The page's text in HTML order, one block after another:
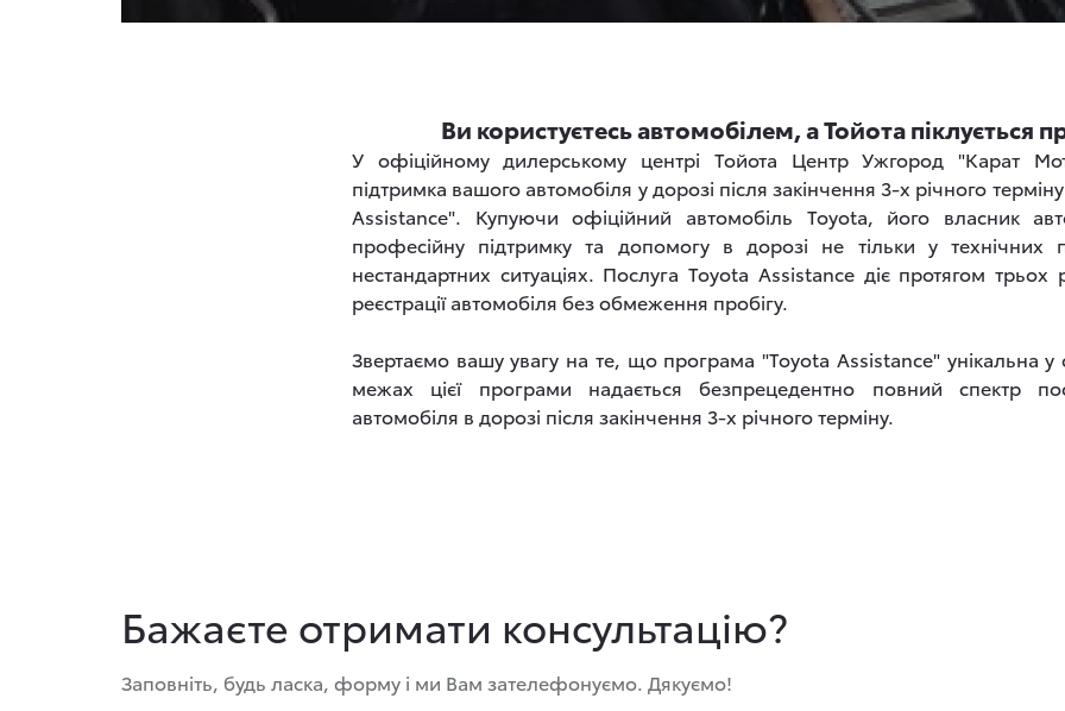
Ви користуєтесь автомобілем, а Тойота піклується
У офіційному дилерському центрі Тойота Центр Ужгород "Карат
підтримка вашого автомобіля у дорозі після закінчення 3-х річного
Assistancе". Купуючи офіційний автомобіль Toyota, його власник
професійну підтримку та допомогу в дорозі не тільки у
нестандартних ситуаціях. Послуга Toyota Assistance діє протягом
реєстрації автомобіля без обмеження пробігу.
Звертаємо вашу увагу на те, що програма "Toyota Assistancе" унікальна у
межах цієї програми надається безпрецедентно повний спектр
автомобіля в дорозі після закінчення 3-х річного терміну.
Бажаєте отримати консультацію?
Заповніть, будь ласка, форму і ми Вам зателефонуємо. Дякуємо!